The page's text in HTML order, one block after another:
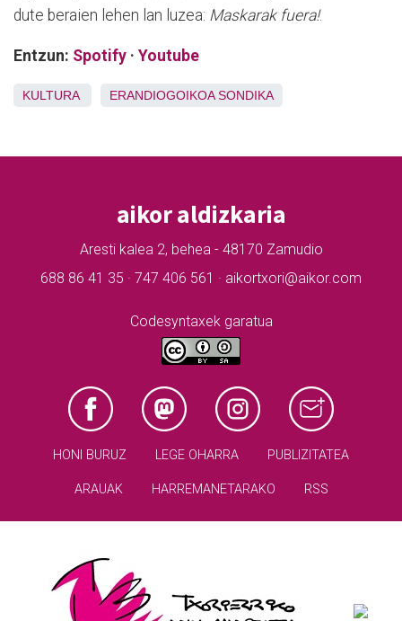
dute beraien lehen lan luzea: Maskarak fuera!.
Entzun: Spotify · Youtube
KULTURA ERANDIOGOIKOA SONDIKA
aikor aldizkaria
Aresti kalea 2, behea - 48170 Zamudio
688 86 41 35 · 747 406 561 · aikortxori@aikor.com
Codesyntaxek garatua
HONI BURUZ LEGE OHARRA PUBLIZITATEA
ARAUAK HARREMANETARAKO RSS